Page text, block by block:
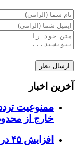
آخرین اخبار
ممنوعیت
خارج از
افزایش ۴۵ درصدی آبونمان تلفن ثابت تصویب شد